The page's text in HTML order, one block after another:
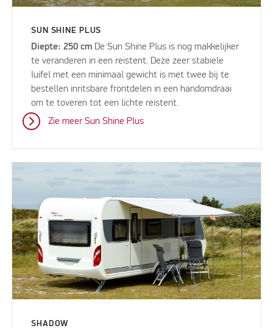
SUN SHINE PLUS
Diepte: 250 cm De Sun Shine Plus is nog makkelijker
te veranderen in een reistent. Deze zeer stabiele
luifel met een minimaal gewicht is met twee bij te
bestellen inritsbare frontdelen in een handomdraai
om te toveren tot een lichte reistent.
Zie meer Sun Shine Plus
SHADOW